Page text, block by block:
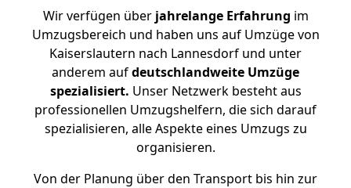
Wir verfügen überjahrelange Erfahrung im
Umzugsbereich und haben uns auf Umzüge von
Kaiserslautern nach Lannesdorf und unter
anderem aufdeutschlandweite Umzüge
spezialisiert. Unser Netzwerk besteht aus
professionellen Umzugshelfern, die sich darauf
spezialisieren, alle Aspekte eines Umzugs zu
organisieren.
Von der Planung über den Transport bis hin zur